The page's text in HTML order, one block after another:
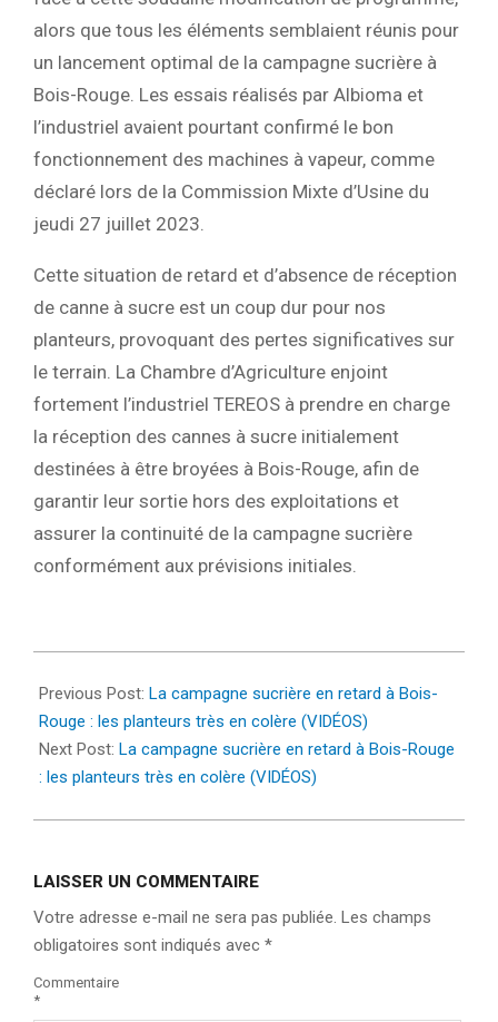
alors que tous les éléments semblaient réunis pour
un lancement optimal de la campagne sucrière à
Bois-Rouge. Les essais réalisés par Albioma et
l’industriel avaient pourtant confirmé le bon
fonctionnement des machines à vapeur, comme
déclaré lors de la Commission Mixte d’Usine du
jeudi 27 juillet 2023.
Cette situation de retard et d’absence de réception
de canne à sucre est un coup dur pour nos
planteurs, provoquant des pertes significatives sur
le terrain. La Chambre d’Agriculture enjoint
fortement l’industriel TEREOS à prendre en charge
la réception des cannes à sucre initialement
destinées à être broyées à Bois-Rouge, afin de
garantir leur sortie hors des exploitations et
assurer la continuité de la campagne sucrière
conformément aux prévisions initiales.
08-
03
Previous Post: La campagne sucrière en retard à Bois-
Rouge : les planteurs très en colère (VIDÉOS)
Next Post: La campagne sucrière en retard à Bois-Rouge
: les planteurs très en colère (VIDÉOS)
LAISSER UN COMMENTAIRE
Votre adresse e-mail ne sera pas publiée. Les champs
obligatoires sont indiqués avec *
Commentaire
*